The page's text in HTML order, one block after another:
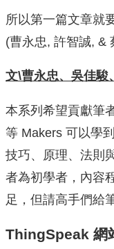
所以第一篇文章就
(曹永忠, 許智誠, &
文\曹永忠、吳佳駿
本系列希望貢獻筆
等 Makers 可以學
技巧、原理、法則
者為初學者，內容
足，但請高手們給
ThingSpeak 網